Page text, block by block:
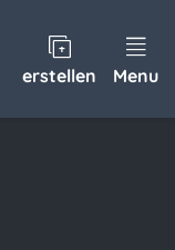
erstellen Menu